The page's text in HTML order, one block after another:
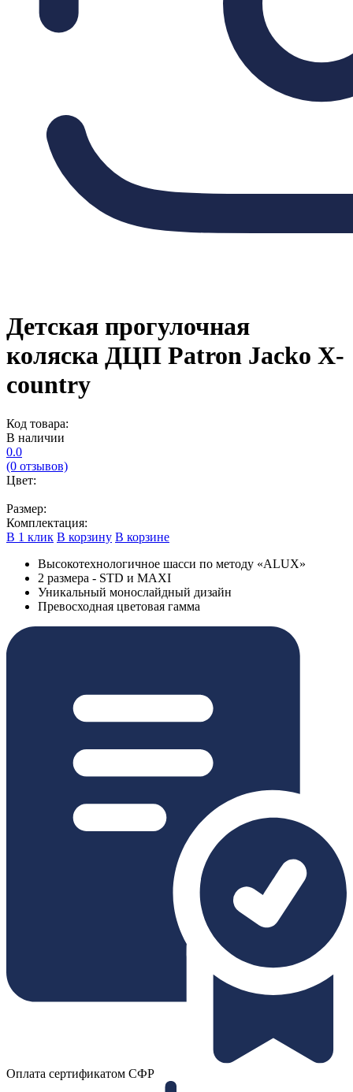
Детская прогулочная
коляска ДЦП Patron Jacko X-
country
Код товара:
В наличии
0.0
(0 отзывов)
Цвет:
Размер:
Комплектация:
В 1 клик В корзину В корзине
Высокотехнологичное шасси по методу «ALUX»
2 размера - STD и MAXI
Уникальный монослайдный дизайн
Превосходная цветовая гамма
Оплата сертификатом СФР